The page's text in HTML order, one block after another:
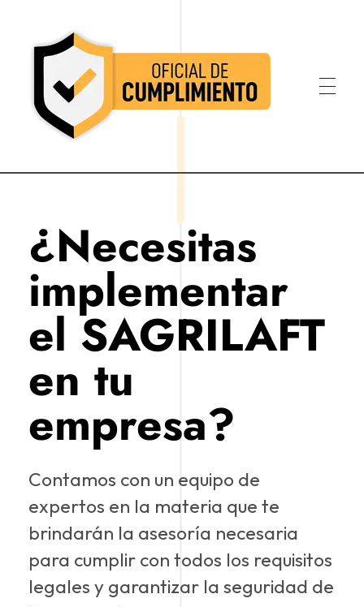
¿Necesitas
implementar
el SAGRILAFT
en tu
empresa?
Contamos con un equipo de
expertos en la materia que te
brindarán la asesoría necesaria
para cumplir con todos los requisitos
legales y garantizar la seguridad de